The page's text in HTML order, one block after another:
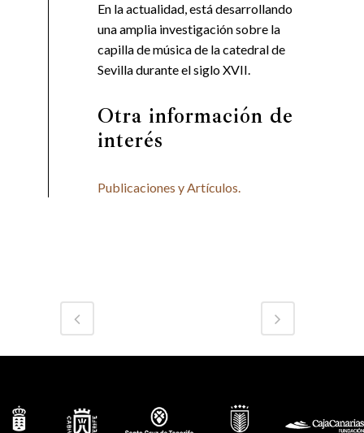
En la actualidad, está desarrollando
una amplia investigación sobre la
capilla de música de la catedral de
Sevilla durante el siglo XVII.
Otra información de
interés
Publicaciones y Artículos.